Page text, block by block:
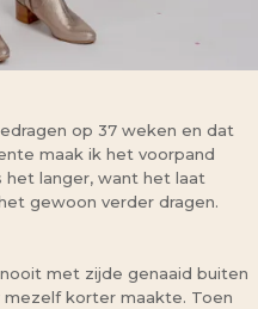
op 37 weken en dat
maak ik het voorpand
het langer, want het laat
gewoon verder dragen.
met zijde genaaid buiten
korter maakte. Toen